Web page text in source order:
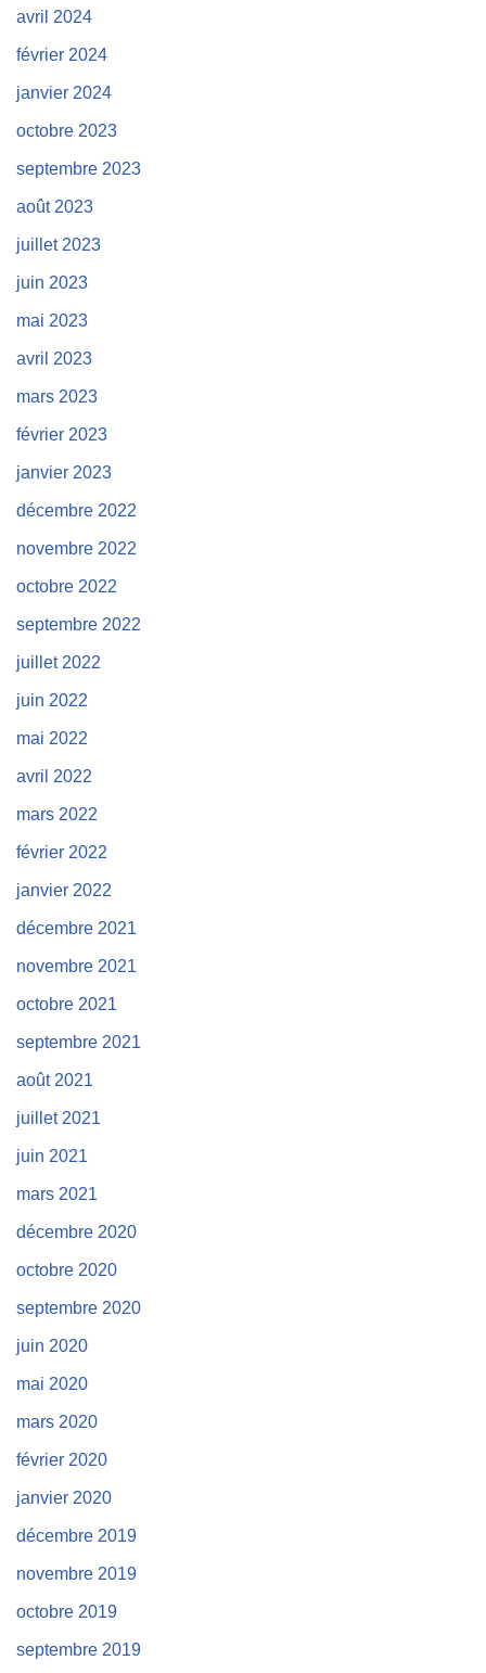
avril 2024
février 2024
janvier 2024
octobre 2023
septembre 2023
août 2023
juillet 2023
juin 2023
mai 2023
avril 2023
mars 2023
février 2023
janvier 2023
décembre 2022
novembre 2022
octobre 2022
septembre 2022
juillet 2022
juin 2022
mai 2022
avril 2022
mars 2022
février 2022
janvier 2022
décembre 2021
novembre 2021
octobre 2021
septembre 2021
août 2021
juillet 2021
juin 2021
mars 2021
décembre 2020
octobre 2020
septembre 2020
juin 2020
mai 2020
mars 2020
février 2020
janvier 2020
décembre 2019
novembre 2019
octobre 2019
septembre 2019